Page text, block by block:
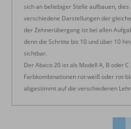
sich an beliebiger Stelle aufbauen,
verschiedene Darstellungen der
der Zehnerübergang ist bei allen
denn die Schritte bis 10 und über 10
sichtbar.
Der Abaco 20 ist als Modell A, B oder C
Farbkombinationen rot-weiß oder rot-
abgestimmt auf die verschiedenen